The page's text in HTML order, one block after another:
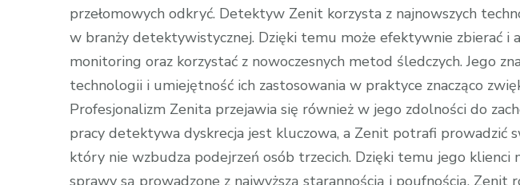
przełomowych odkryć. Detektyw Zenit korzysta z najnowszych
w branży detektywistycznej. Dzięki temu może efektywnie zbierać i
monitoring oraz korzystać z nowoczesnych metod śledczych. Jego
technologii i umiejętność ich zastosowania w praktyce znacząco
Profesjonalizm Zenita przejawia się również w jego zdolności do
pracy detektywa dyskrecja jest kluczowa, a Zenit potrafi prowadzić
który nie wzbudza podejrzeń osób trzecich. Dzięki temu jego klienci
sprawy są prowadzone z najwyższą starannością i poufnością. Zenit